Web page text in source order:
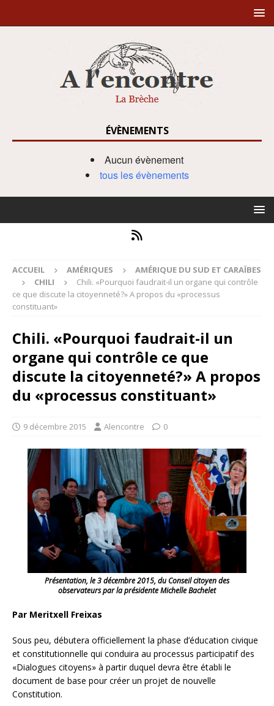
ÉVÈNEMENTS
Aucun évènement
tous les évènements
ACCUEIL AMÉRIQUES
AMÉRIQUE DU SUD ET CARAÏBES
CHILI
Chili. «Pourquoi faudrait-il un organe qui contrôle
ce que discute la citoyenneté?» A propos du «processus
constituant»
Chili. «Pourquoi faudrait-il un
organe qui contrôle ce que
discute la citoyenneté?» A propos
du «processus constituant»
9 décembre 2015 Alencontre 0
Présentation, le 3 décembre 2015, du Conseil citoyendes
observateurs par la présidente Michelle Bachelet
Par Meritxell Freixas
Sous peu, débutera officiellement la phase d’éducation civique
et constitutionnelle qui conduira au processus participatif des
«Dialogues citoyens» à partir duquel devra être établi le
document de base pour créer un projet de nouvelle
Constitution.